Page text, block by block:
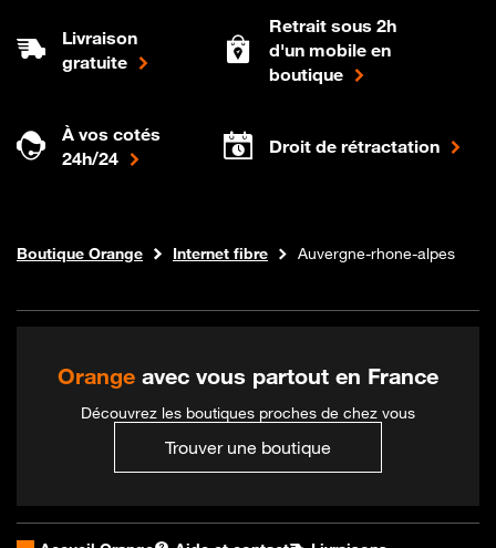
Livraison
gratuite
Retrait sous 2h
d'un mobile en
boutique
À vos cotés
24h/24
Droit de rétractation
Boutique Orange Internet fibre Auvergne-rhone-alpes